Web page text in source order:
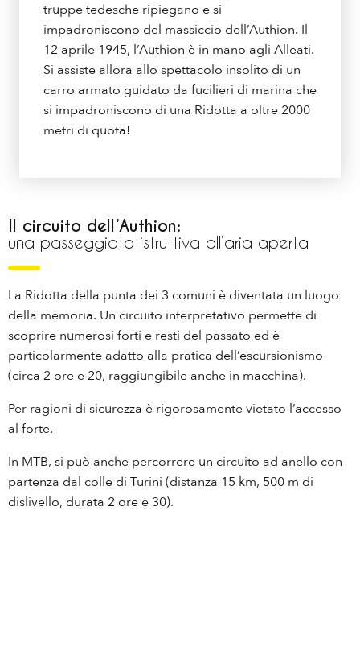
truppe tedesche ripiegano e si
impadroniscono del massiccio dell’Authion. Il
12 aprile 1945, l’Authion è in mano agli Alleati.
Si assiste allora allo spettacolo insolito di un
carro armato guidato da fucilieri di marina che
si impadroniscono di una Ridotta a oltre 2000
metri di quota!
Il circuito dell’Authion:
una passeggiata istruttiva all’aria aperta
La Ridotta della punta dei 3 comuni è diventata un luogo
della memoria. Un circuito interpretativo permette di
scoprire numerosi forti e resti del passato ed è
particolarmente adatto alla pratica dell’escursionismo
(circa 2 ore e 20, raggiungibile anche in macchina).
Per ragioni di sicurezza è rigorosamente vietato l’accesso
al forte.
In MTB, si può anche percorrere un circuito ad anello con
partenza dal colle di Turini (distanza 15 km, 500 m di
dislivello, durata 2 ore e 30).